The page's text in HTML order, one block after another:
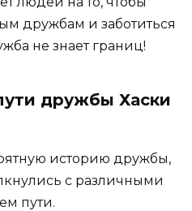
дружбам и заботиться
не знает границ!
дружбы Хаски
историю дружбы,
с различными
пути.